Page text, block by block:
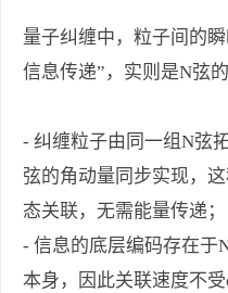
量子纠缠中，粒子间的
信息传递”，实则是N弦
- 纠缠粒子由同一组N弦
弦的角动量同步实现，
态关联，无需能量传递；
- 信息的底层编码存在于
本身，因此关联速度不